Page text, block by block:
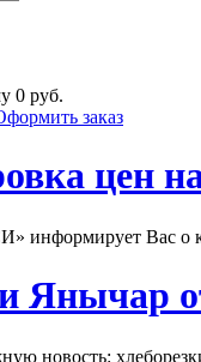
0 руб.
заказ
цен
Вас о
Янычар
новость: